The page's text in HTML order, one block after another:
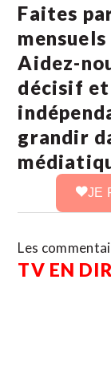
Faites
Aidez-
décisif
grandir
JE
Les
TV EN